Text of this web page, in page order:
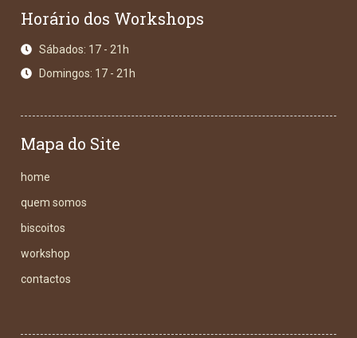
Horário dos Workshops
Sábados: 17 - 21h
Domingos: 17 - 21h
Mapa do Site
home
quem somos
biscoitos
workshop
contactos